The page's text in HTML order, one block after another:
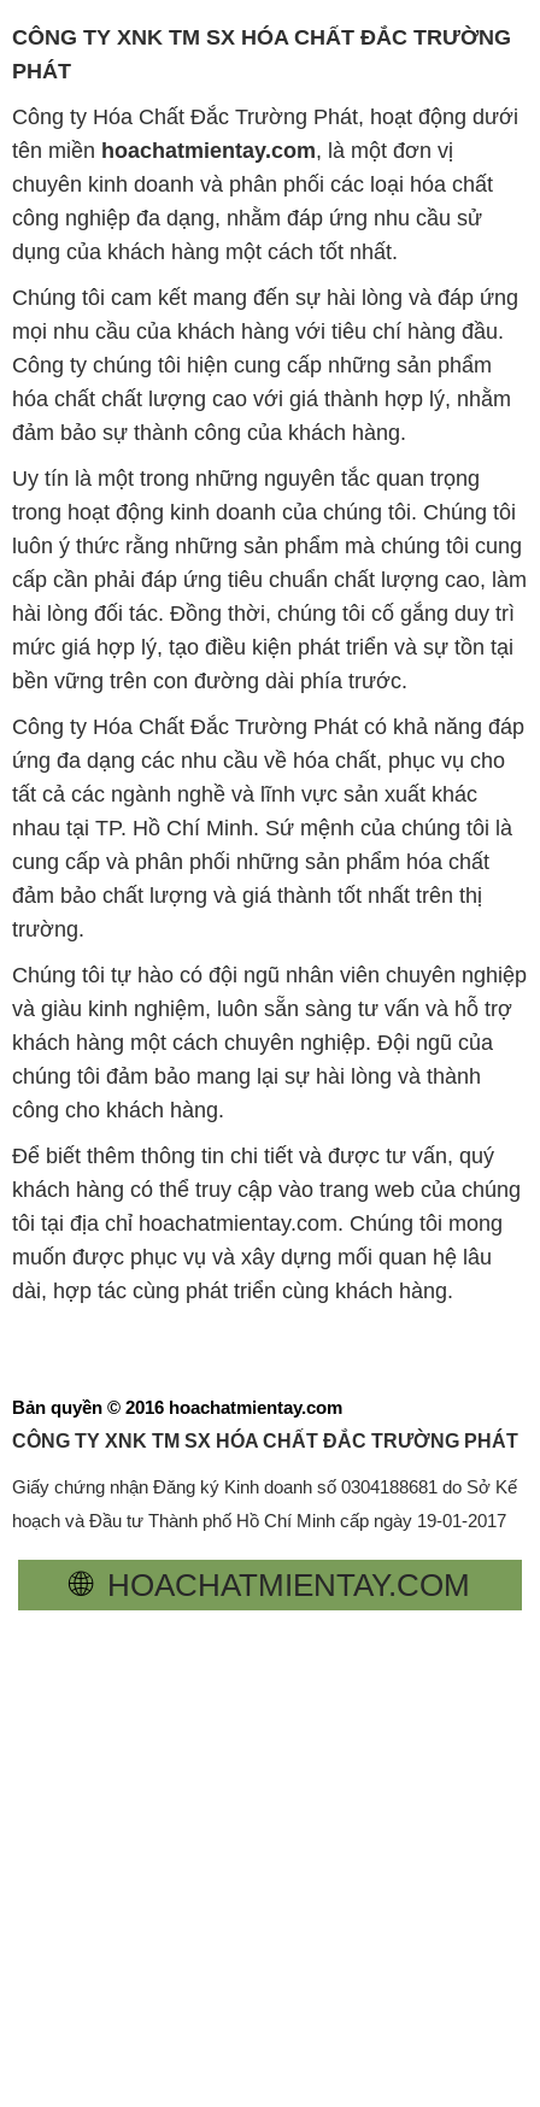
CÔNG TY XNK TM SX HÓA CHẤT ĐẮC TRƯỜNG
PHÁT
Công ty Hóa Chất Đắc Trường Phát, hoạt động dưới
tên miền hoachatmientay.com, là một đơn vị
chuyên kinh doanh và phân phối các loại hóa chất
công nghiệp đa dạng, nhằm đáp ứng nhu cầu sử
dụng của khách hàng một cách tốt nhất.
Chúng tôi cam kết mang đến sự hài lòng và đáp ứng
mọi nhu cầu của khách hàng với tiêu chí hàng đầu.
Công ty chúng tôi hiện cung cấp những sản phẩm
hóa chất chất lượng cao với giá thành hợp lý, nhằm
đảm bảo sự thành công của khách hàng.
Uy tín là một trong những nguyên tắc quan trọng
trong hoạt động kinh doanh của chúng tôi. Chúng tôi
luôn ý thức rằng những sản phẩm mà chúng tôi cung
cấp cần phải đáp ứng tiêu chuẩn chất lượng cao, làm
hài lòng đối tác. Đồng thời, chúng tôi cố gắng duy trì
mức giá hợp lý, tạo điều kiện phát triển và sự tồn tại
bền vững trên con đường dài phía trước.
Công ty Hóa Chất Đắc Trường Phát có khả năng đáp
ứng đa dạng các nhu cầu về hóa chất, phục vụ cho
tất cả các ngành nghề và lĩnh vực sản xuất khác
nhau tại TP. Hồ Chí Minh. Sứ mệnh của chúng tôi là
cung cấp và phân phối những sản phẩm hóa chất
đảm bảo chất lượng và giá thành tốt nhất trên thị
trường.
Chúng tôi tự hào có đội ngũ nhân viên chuyên nghiệp
và giàu kinh nghiệm, luôn sẵn sàng tư vấn và hỗ trợ
khách hàng một cách chuyên nghiệp. Đội ngũ của
chúng tôi đảm bảo mang lại sự hài lòng và thành
công cho khách hàng.
Để biết thêm thông tin chi tiết và được tư vấn, quý
khách hàng có thể truy cập vào trang web của chúng
tôi tại địa chỉ hoachatmientay.com. Chúng tôi mong
muốn được phục vụ và xây dựng mối quan hệ lâu
dài, hợp tác cùng phát triển cùng khách hàng.
Bản quyền © 2016 hoachatmientay.com
CÔNG TY XNK TM SX HÓA CHẤT ĐẮC TRƯỜNG PHÁT
Giấy chứng nhận Đăng ký Kinh doanh số 0304188681 do Sở Kế
hoạch và Đầu tư Thành phố Hồ Chí Minh cấp ngày 19-01-2017
🌐 HOACHATMIENTAY.COM